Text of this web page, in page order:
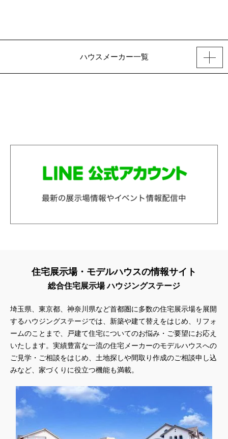
ハウスメーカー一覧
住宅展示場・モデルハウスの情報サイト
総合住宅展示場 ハウジングステージ
埼玉県、東京都、神奈川県など首都圏に多数の住宅展示場を展開
するハウジングステージでは、新築や建て替えをはじめ、リフォ
ームのことまで、戸建て住宅についてのお悩み・ご要望にお応え
いたします。実績豊富な一流の住宅メーカーのモデルハウスへの
ご見学・ご相談をはじめ、土地探しや間取り作成のご相談申し込
みなど、家づくりに役立つ機能も満載。